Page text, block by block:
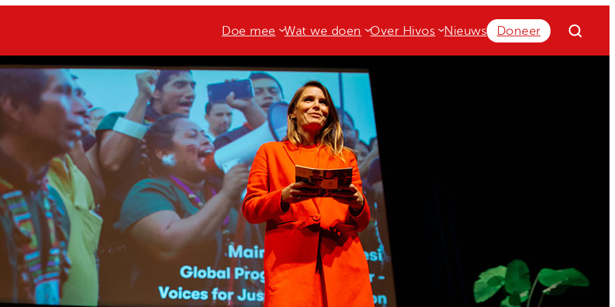
Doe mee Wat we doen Over Hivos Nieuws Doneer